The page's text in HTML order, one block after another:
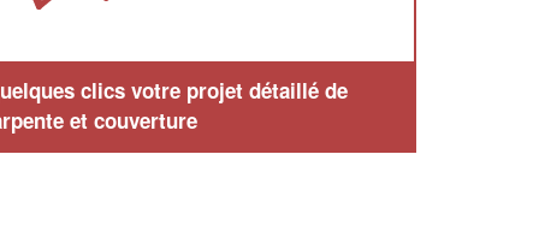
clics votre projet détaillé de
et couverture